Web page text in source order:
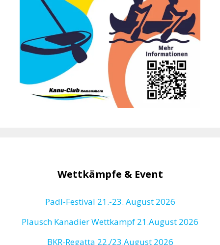
Wettkämpfe & Event
Padl-Festival 21.-23. August 2026
Plausch Kanadier Wettkampf 21.August 2026
BKR-Regatta 22./23.August 2026